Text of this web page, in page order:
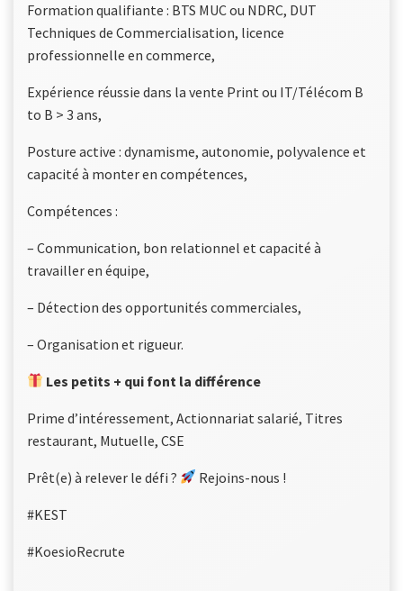
Formation qualifiante : BTS MUC ou NDRC, DUT
Techniques de Commercialisation, licence
professionnelle en commerce,
Expérience réussie dans la vente Print ou IT/Télécom B
to B > 3 ans,
Posture active : dynamisme, autonomie, polyvalence et
capacité à monter en compétences,
Compétences :
– Communication, bon relationnel et capacité à
travailler en équipe,
– Détection des opportunités commerciales,
– Organisation et rigueur.
Les petits + qui font la différence
Prime d’intéressement, Actionnariat salarié, Titres
restaurant, Mutuelle, CSE
Prêt(e) à relever le défi ? Rejoins-nous !
#KEST
#KoesioRecrute